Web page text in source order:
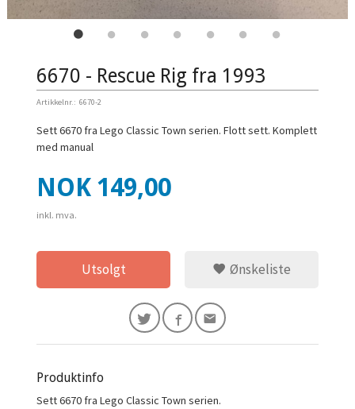
6670 - Rescue Rig fra 1993
Artikkelnr.: 6670-2
Sett 6670 fra Lego Classic Town serien. Flott sett. Komplett
med manual
Pris
NOK 149,00
inkl. mva.
Utsolgt Ønskeliste
Produktinfo
Sett 6670 fra Lego Classic Town serien.